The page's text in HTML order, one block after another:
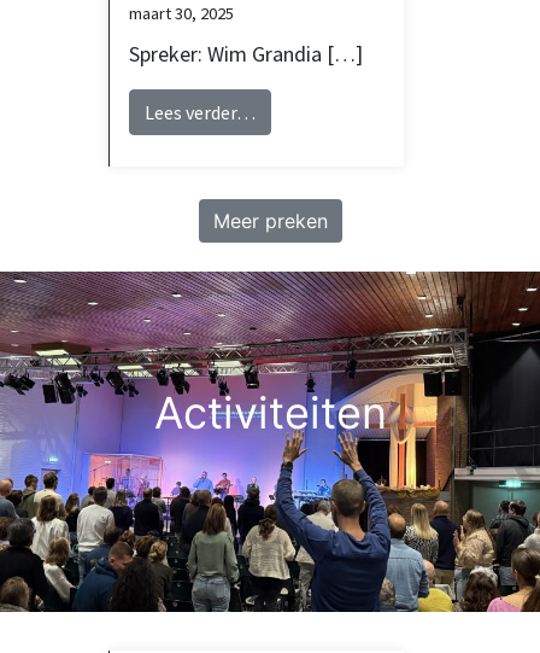
maart 30, 2025
Spreker: Wim Grandia […]
Lees verder…
Meer preken
Activiteiten